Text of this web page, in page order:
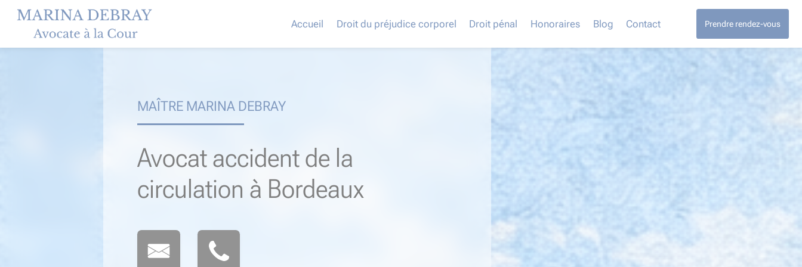
Accueil Droit du préjudice corporel Droit pénal Honoraires Blog Contact Prendre rendez-vous
MAÎTRE MARINA DEBRAY
Avocat accident de la
circulation à Bordeaux